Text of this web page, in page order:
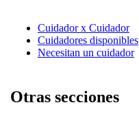
Cuidador x Cuidador
Cuidadores disponibles
Necesitan un cuidador
Otras secciones